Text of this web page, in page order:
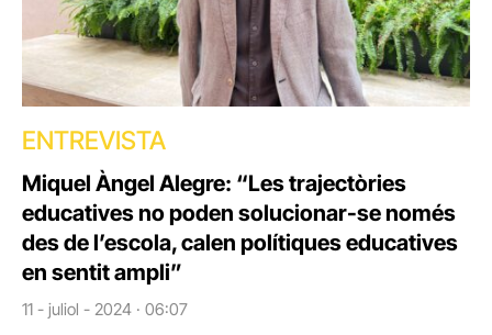
ENTREVISTA
Miquel Àngel Alegre: “Les trajectòries
educatives no poden solucionar-se només
des de l’escola, calen polítiques educatives
en sentit ampli”
11 - juliol - 2024 · 06:07